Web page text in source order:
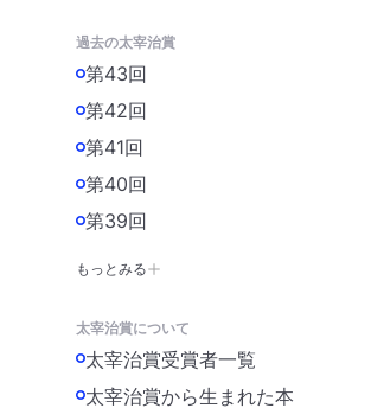
過去の太宰治賞
第43回
第42回
第41回
第40回
第39回
もっとみる
太宰治賞について
太宰治賞受賞者一覧
太宰治賞から生まれた本